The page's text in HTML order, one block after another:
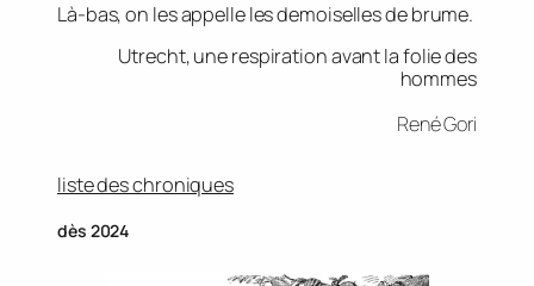
Là-bas, on les appelle les demoiselles de brume.
Utrecht, une respiration avant la folie des
hommes
René Gori
liste des chroniques
dès 2024